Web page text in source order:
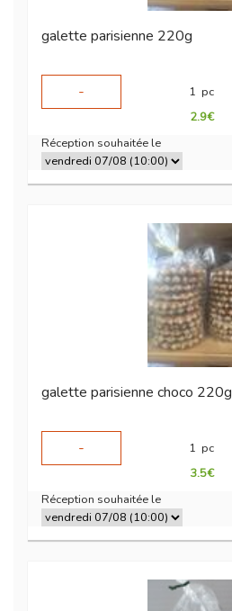
galette parisienne 220g
-
1 pc
2.9€
Réception souhaitée le
galette parisienne choco 220g
-
1 pc
3.5€
Réception souhaitée le